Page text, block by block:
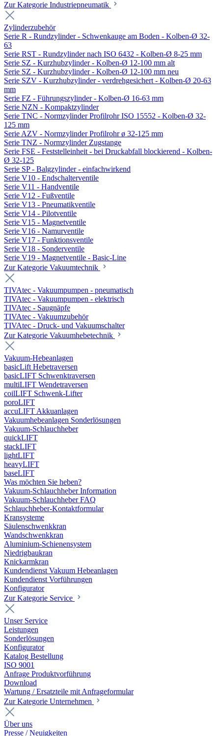
Zur Kategorie Industriepneumatik
Zylinderzubehör
Serie R - Rundzylinder - Schwenkauge am Boden - Kolben-Ø 32-
63
Serie RST - Rundzylinder nach ISO 6432 - Kolben-Ø 8-25 mm
Serie SZ - Kurzhubzylinder - Kolben-Ø 12-100 mm alt
Serie SZ - Kurzhubzylinder - Kolben-Ø 12-100 mm neu
Serie SZV - Kurzhubzylinder - verdrehgesichert - Kolben-Ø 20-63
mm
Serie FZ - Führungszylinder - Kolben-Ø 16-63 mm
Serie NZN - Kompaktzylinder
Serie TNC - Normzylinder Profilrohr ISO 15552 - Kolben-Ø 32-
125 mm
Serie AZV - Normzylinder Profilrohr ø 32-125 mm
Serie TNZ - Normzylinder Zugstange
Serie FSE - Feststelleinheit - bei Druckabfall blockierend - Kolben-
Ø 32-125
Serie SP - Balgzylinder - einfachwirkend
Serie V10 - Endschalterventile
Serie V11 - Handventile
Serie V12 - Fußventile
Serie V13 - Pneumatikventile
Serie V14 - Pilotventile
Serie V15 - Magnetventile
Serie V16 - Namurventile
Serie V17 - Funktionsventile
Serie V18 - Sonderventile
Serie V19 - Magnetventile - Basic-Line
Zur Kategorie Vakuumtechnik
TIVAtec - Vakuumpumpen - pneumatisch
TIVAtec - Vakuumpumpen - elektrisch
TIVAtec - Saugnäpfe
TIVAtec - Vakuumzubehör
TIVAtec - Druck- und Vakuumschalter
Zur Kategorie Vakuumhebetechnik
Vakuum-Hebeanlagen
basicLift Hebetraversen
basicLIFT Schwenktraversen
multiLIFT Wendetraversen
coilLIFT Schwenk-Lifter
poroLIFT
accuLIFT Akkuanlagen
Vakuumhebeanlagen Sonderlösungen
Vakuum-Schlauchheber
quickLIFT
stackLIFT
lightLIFT
heavyLIFT
baseLIFT
Was möchten Sie heben?
Vakuum-Schlauchheber Information
Vakuum-Schlauchheber FAQ
Schlauchheber-Kontaktformular
Kransysteme
Säulenschwenkkran
Wandschwenkkran
Aluminium-Schienensystem
Niedrigbaukran
Knickarmkran
Kundendienst Vakuum Hebeanlagen
Kundendienst Vorführungen
Konfigurator
Zur Kategorie Service
Unser Service
Leistungen
Sonderlösungen
Konfigurator
Katalog Bestellung
ISO 9001
Anfrage Produktvorführung
Download
Wartung / Ersatzteile mit Anfrageformular
Zur Kategorie Unternehmen
Über uns
Presse / Neuigkeiten